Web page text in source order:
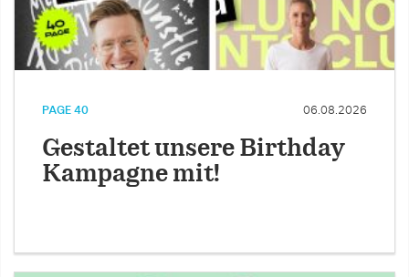
PAGE 40 06.08.2026
Gestaltet unsere Birthday
Kampagne mit!